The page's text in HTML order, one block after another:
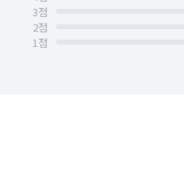
3점
2점
1점